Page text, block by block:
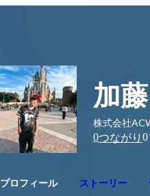
加
株式会社
0つながり 0
プロフィール ストーリー